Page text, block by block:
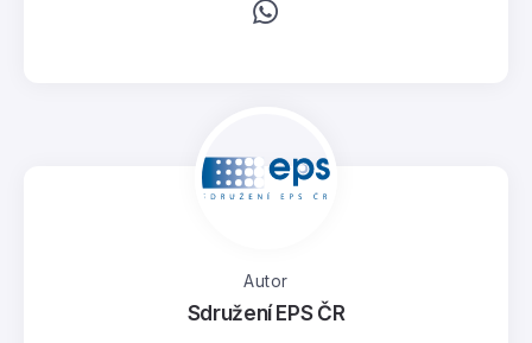
Autor
Sdružení EPS ČR